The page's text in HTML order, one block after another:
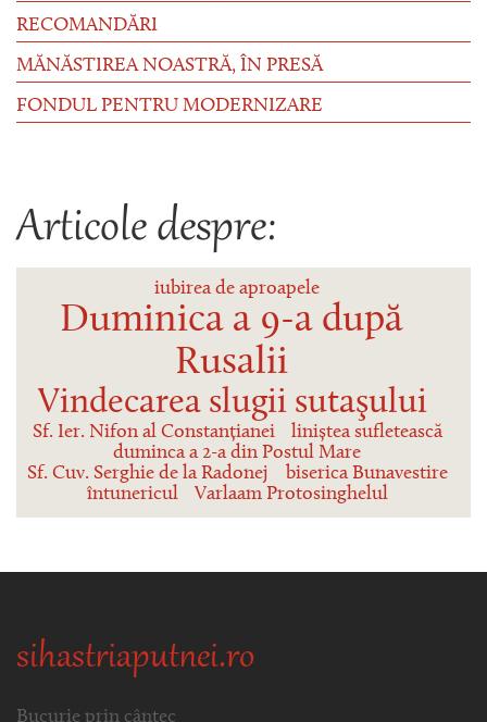
RECOMANDĂRI
MĂNĂSTIREA NOASTRĂ, ÎN PRESĂ
FONDUL PENTRU MODERNIZARE
Articole despre:
iubirea de aproapele
Duminica a 9-a după
Rusalii
Vindecarea slugii sutaşului
Sf. Ier. Nifon al Constanțianei
liniștea sufletească
duminca a 2-a din Postul Mare
Sf. Cuv. Serghie de la Radonej
biserica Bunavestire
întunericul
Varlaam Protosinghelul
sihastriaputnei.ro
Bucurie prin cântec